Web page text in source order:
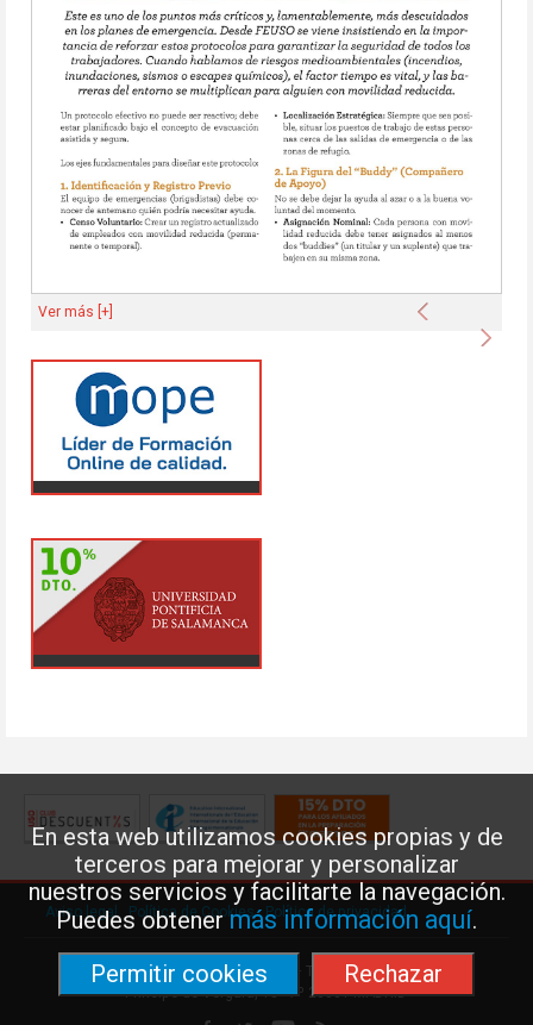
En esta web utilizamos cookies propias y de
terceros para mejorar y personalizar
nuestros servicios y facilitarte la navegación.
Puedes obtenermás información aquí.
Permitir cookies
Rechazar
Anterior
Ver más [+]
Aviso legal·Política de Cookies·Política de privacidad
Federación de Enseñanza de USO · Teléfono: 91 577 41 13 ·
Príncipe de Vergara, 13 · 7º 28001 MADRID